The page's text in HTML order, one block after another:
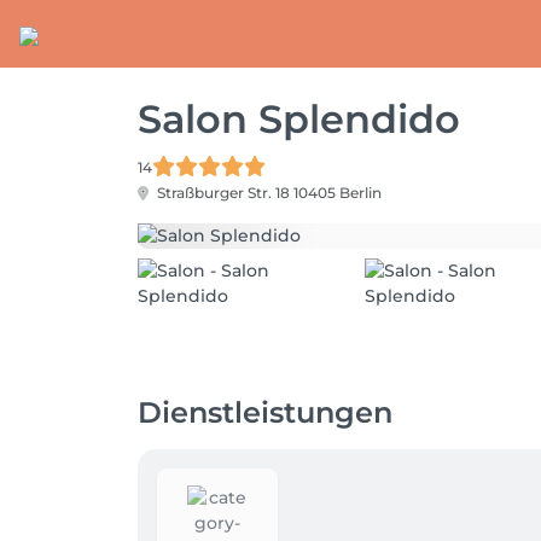
Salon Splendido
14
Straßburger Str. 18 10405 Berlin
Dienstleistungen